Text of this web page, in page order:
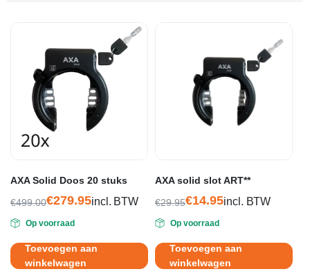
AXA Solid Doos 20 stuks
€499.00
prijs
was:
€499.00.
€279.95
prijs
is:
€279.95.
incl. BTW
Op voorraad
Toevoegen aan
winkelwagen
AXA solid slot ART**
€29.95
prijs
was:
€29.95.
€14.95
prijs
is:
€14.95.
incl. BTW
Op voorraad
Toevoegen aan
winkelwagen